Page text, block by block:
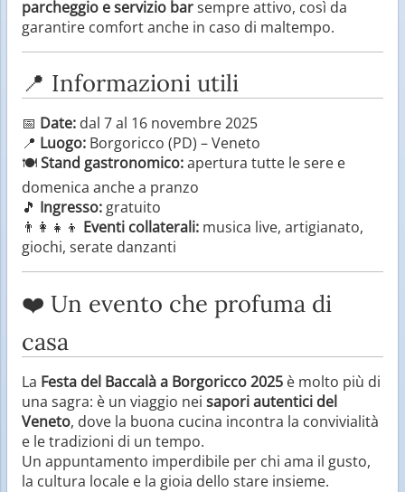
parcheggio e servizio barsempre attivo, così da
garantire comfort anche in caso di maltempo.
📍 Informazioni utili
📅 Date: dal 7 al 16 novembre 2025
📍 Luogo: Borgoricco (PD) – Veneto
🍽️Stand gastronomico:apertura tutte le sere e
domenica anche a pranzo
🎵 Ingresso: gratuito
👨‍👩‍👧‍👦 Eventi collaterali: musica live, artigianato,
giochi, serate danzanti
❤️ Un evento che profuma di
casa
La Festa del Baccalà a Borgoricco 2025 è molto più di
una sagra: è un viaggio nei sapori autentici del
Veneto, dove la buona cucina incontra la convivialità
e le tradizioni di un tempo.
Un appuntamento imperdibile per chi ama il gusto,
la cultura locale e la gioia dello stare insieme.